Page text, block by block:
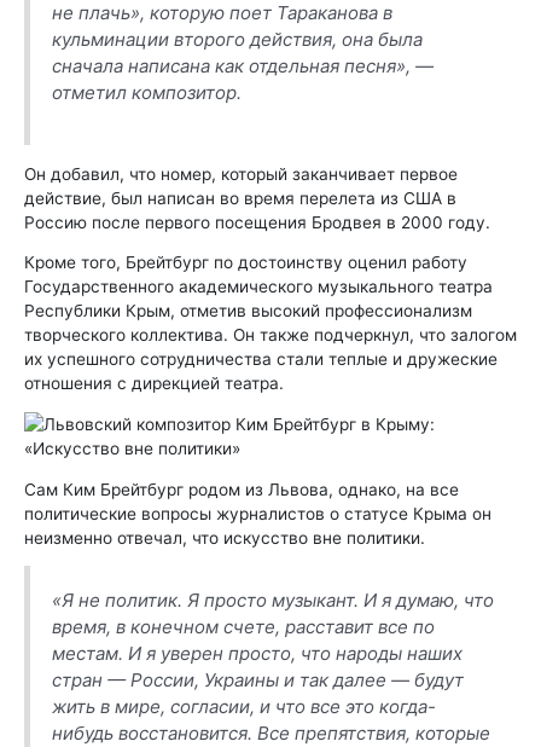
не плачь», которую поет Тараканова в
кульминации второго действия, она была
сначала написана как отдельная песня», —
отметил композитор.
Он добавил, что номер, который заканчивает первое
действие, был написан во время перелета из США в
Россию после первого посещения Бродвея в 2000 году.
Кроме того, Брейтбург по достоинству оценил работу
Государственного академического музыкального театра
Республики Крым, отметив высокий профессионализм
творческого коллектива. Он также подчеркнул, что залогом
их успешного сотрудничества стали теплые и дружеские
отношения с дирекцией театра.
Сам Ким Брейтбург родом из Львова, однако, на все
политические вопросы журналистов о статусе Крыма он
неизменно отвечал, что искусство вне политики.
«Я не политик. Я просто музыкант. И я думаю, что
время, в конечном счете, расставит все по
местам. И я уверен просто, что народы наших
стран — России, Украины и так далее — будут
жить в мире, согласии, и что все это когда-
нибудь восстановится. Все препятствия, которые